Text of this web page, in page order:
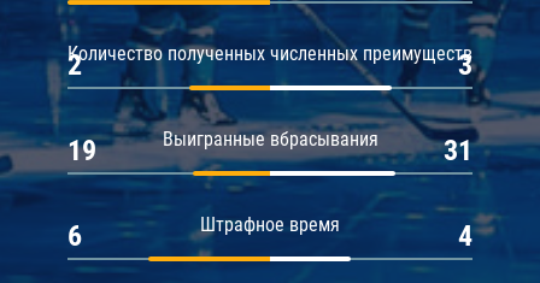
Количество полученных численных преимуществ
2 3
Выигранные вбрасывания
19 31
Штрафное время
6 4